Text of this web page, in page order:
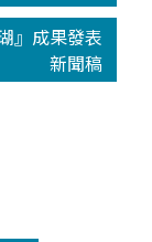
』成果發表
新聞稿